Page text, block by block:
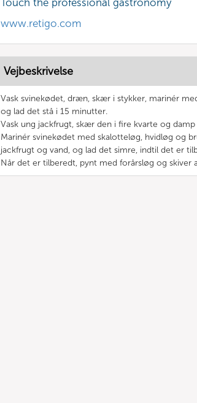
Touch the professional gastronomy
www.retigo.com
Vejbeskrivelse
Vask svinekødet, dræn, skær i stykker, marinér
og lad det stå i 15 minutter.
Vask ung jackfrugt, skær den i fire kvarte og
Marinér svinekødet med skalotteløg, hvidløg og
jackfrugt og vand, og lad det simre, indtil det er
Når det er tilberedt, pynt med forårsløg og skiver